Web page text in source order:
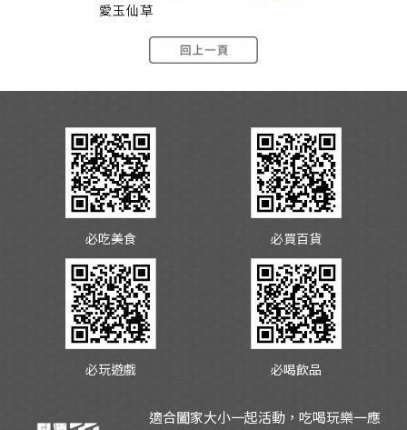
愛玉仙草
必吃美食 必買百貨
必玩遊戲 必喝飲品
適合闔家大小一起活動，吃喝玩樂一應